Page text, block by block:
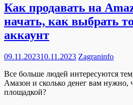
Как продавать на
начать, как выбрать
аккаунт
09.11.202310.11.2023 Zagraninfo
Все больше людей интересуются
Амазон и сколько денег вам нужно,
площадкой?